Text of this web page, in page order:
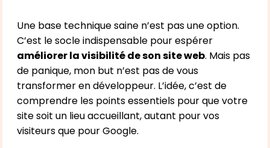
Une base technique saine n’est pas une option.
C’est le socle indispensable pour espérer
améliorer la visibilité de son site web. Mais pas
de panique, mon but n’est pas de vous
transformer en développeur. L’idée, c’est de
comprendre les points essentiels pour que votre
site soit un lieu accueillant, autant pour vos
visiteurs que pour Google.